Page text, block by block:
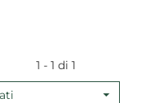
1 - 1 di 1